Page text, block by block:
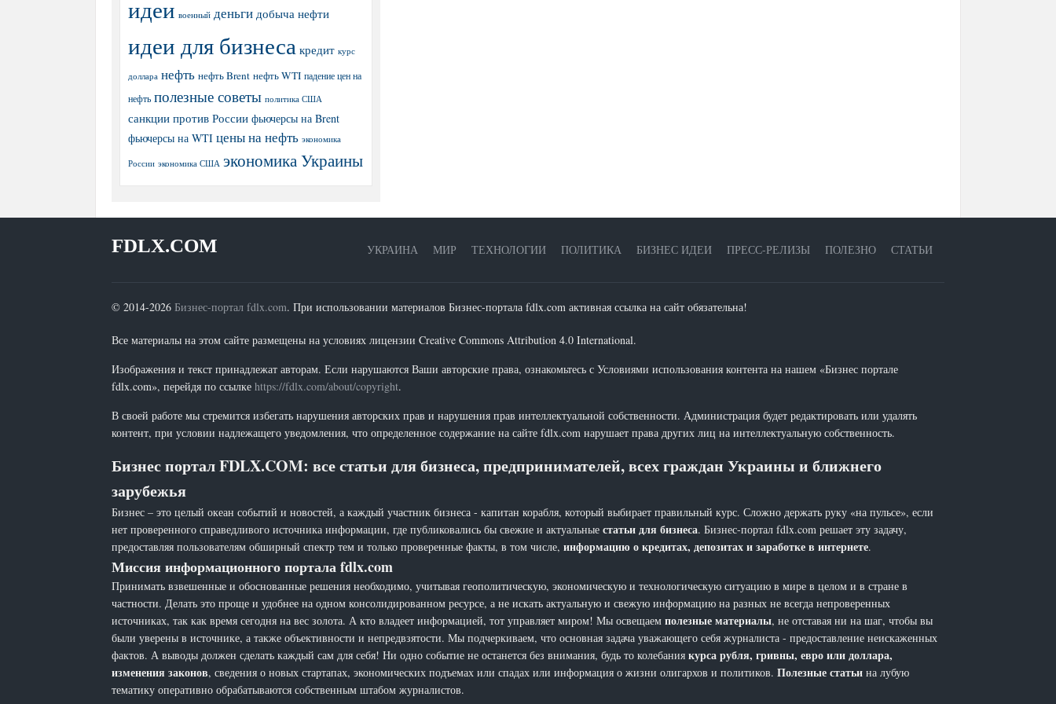
идеи военный деньги добыча нефти
идеи для бизнеса кредит курс
доллара нефть нефть Brent нефть WTI падение цен на
нефть полезные советы политика США
санкции против России фьючерсы на Brent
фьючерсы на WTI цены на нефть экономика
России экономика США экономика Украины
УКРАИНА МИР ТЕХНОЛОГИИ ПОЛИТИКА БИЗНЕС ИДЕИ ПРЕСС-РЕЛИЗЫ ПОЛЕЗНО СТАТЬИ
FDLX.COM
© 2014-2026 Бизнес-портал fdlx.com. При использовании материалов Бизнес-портала fdlx.com активная ссылка на сайт обязательна!
Все материалы на этом сайте размещены на условиях лицензии Creative Commons Attribution 4.0 International.
Изображения и текст принадлежат авторам. Если нарушаются Ваши авторские права, ознакомьтесь с Условиями использования контента на нашем «Бизнес портале
fdlx.com», перейдя по ссылке https://fdlx.com/about/copyright.
В своей работе мы стремится избегать нарушения авторских прав и нарушения прав интеллектуальной собственности. Администрация будет редактировать или удалять
контент, при условии надлежащего уведомления, что определенное содержание на сайте fdlx.com нарушает права других лиц на интеллектуальную собственность.
Бизнес портал FDLX.COM: все статьи для бизнеса, предпринимателей, всех граждан Украины и ближнего
зарубежья
Бизнес – это целый океан событий и новостей, а каждый участник бизнеса - капитан корабля, который выбирает правильный курс. Сложно держать руку «на пульсе», если
нет проверенного справедливого источника информации, где публиковались бы свежие и актуальные статьи для бизнеса. Бизнес-портал fdlx.com решает эту задачу,
предоставляя пользователям обширный спектр тем и только проверенные факты, в том числе, информацию о кредитах, депозитах и заработке в интернете.
Миссия информационного портала fdlx.com
Принимать взвешенные и обоснованные решения необходимо, учитывая геополитическую, экономическую и технологическую ситуацию в мире в целом и в стране в
частности. Делать это проще и удобнее на одном консолидированном ресурсе, а не искать актуальную и свежую информацию на разных не всегда непроверенных
источниках, так как время сегодня на вес золота. А кто владеет информацией, тот управляет миром! Мы освещаем полезные материалы, не отставая ни на шаг, чтобы вы
были уверены в источнике, а также объективности и непредвзятости. Мы подчеркиваем, что основная задача уважающего себя журналиста - предоставление неискаженных
фактов. А выводы должен сделать каждый сам для себя! Ни одно событие не останется без внимания, будь то колебания курса рубля, гривны, евро или доллара,
изменения законов, сведения о новых стартапах, экономических подъемах или спадах или информация о жизни олигархов и политиков. Полезные статьи на лубую
тематику оперативно обрабатываются собственным штабом журналистов.